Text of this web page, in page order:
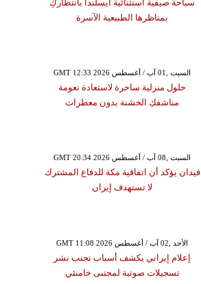
سياحة صيفية استثنائية آيسلندا بانتظاركِ
بمناظرها الطبيعية الآسرة
GMT 12:33 2026 السبت ,01 آب / أغسطس
حلول منزلية ساحرة لاستعادة نعومة
مناشفكِ الخشنة بدون معطرات
GMT 20:34 2026 السبت ,08 آب / أغسطس
فيدان يؤكد أن اتفاقية مكة للدفاع المشترك
لا تستهدف إيران
GMT 11:08 2026 الأحد ,02 آب / أغسطس
إعلام إيراني يكشف أسباب تجنب نشر
تسجيلات صوتية لمجتبى خامنئي